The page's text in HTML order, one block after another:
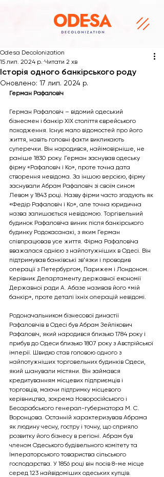
Історія одного банкірського роду
Odesa Decolonization
15 лип. 2024 р. Читати 2 хв
Оновлено: 17 лип. 2024 р.
Герман Рафаловіч
Герман Рафаловіч – відомий одеський
бізнесмен і банкір XIX століття єврейського
походження. Існує мало відомостей про його
життя, навіть головні факти викликають
суперечки. Він народився, найімовірніше, не
раніше 1830 року. Герман заснував одеську
фірму «Рафаловіч і Ко», проте точна дата
створення невідома. За іншою версією, фірму
заснували Абрам Рафаловіч зі своїм сином
Левом у 1843 році. Назву фірми часто згадують як
«Федір Рафаловіч і Ко», але точна юридична
назва залишається невідомою. Торгівельний
будинок Рафаловіча виник після банкірського
будинку Родокасанакі, з яким Герман
співпрацював усе життя. Фірма Рафаловіча
вважалася однією з найпотужніших в Одесі. Він
підтримував банківські зв’язки і проводив
операції з Петербургом, Парижем і Лондоном.
Керівник Департаменту державної економії
Державної ради А. Абазе називав його «мій
банкір», проте деталі їхніх операцій невідомі.
Родоначальником бізнесової династії
Рафаловічів в Одесі був Абрам Зейлікович
Рафаловіч, який народився близько 1784 року і
прибув до Одеси близько 1807 року з Австрійської
імперії. Швидко став головою одного з
найпотужніших торговельних будинків Одеси,
який шанували містяни. Він займався
кредитуванням місцевих підприємців і
торговців, маючи підтримку місцевого
керівництва, зокрема Новоросійського і
Бесарабського генерал-губернатора М. С.
Воронцова. Останній характеризував Абрама
як людину чесну, гостру і точну, що сприяло
розвитку його бізнесу в регіоні. Абрам був
членом Одеського будівельного комітету та
Імператорського товариства сільського
господарства. У 1856 році він посів 8-ме місце
серед 123 найвідоміших одеських купців.